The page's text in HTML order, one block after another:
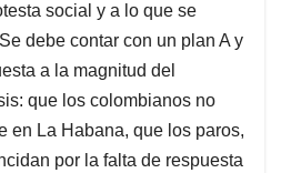
social y a lo que se
debe contar con un plan A y
a la magnitud del
que los colombianos no
en La Habana, que los paros,
por la falta de respuesta